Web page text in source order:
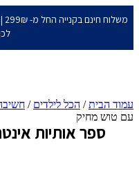
עמוד הבית/ הכל לילדים /
עם טוש מחיק
ספר אותיות